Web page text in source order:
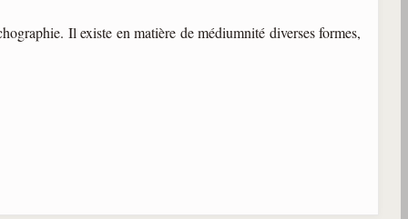
Il existe en matière de médiumnité diverses formes,